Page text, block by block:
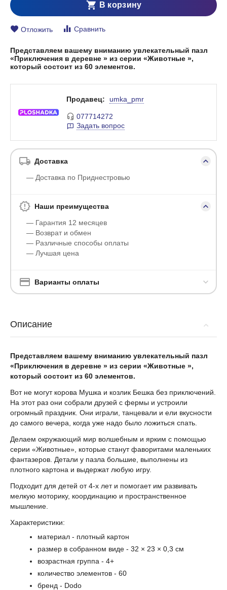
В корзину
Отложить Сравнить
Представляем вашему вниманию увлекательный пазл
«Приключения в деревне » из серии «Животные »,
который состоит из 60 элементов.
Продавец: umka_pmr
077714272
Задать вопрос
Доставка
— Доставка по Приднестровью
Наши преимущества
— Гарантия 12 месяцев
— Возврат и обмен
— Различные способы оплаты
— Лучшая цена
Варианты оплаты
Описание
Представляем вашему вниманию увлекательный пазл
«Приключения в деревне » из серии «Животные »,
который состоит из 60 элементов.
Вот не могут корова Мушка и козлик Бешка без приключений.
На этот раз они собрали друзей с фермы и устроили
огромный праздник. Они играли, танцевали и ели вкусности
до самого вечера, когда уже надо было ложиться спать.
Делаем окружающий мир волшебным и ярким с помощью
серии «Животные», которые станут фаворитами маленьких
фантазеров. Детали у пазла большие, выполнены из
плотного картона и выдержат любую игру.
Подходит для детей от 4-х лет и помогает им развивать
мелкую моторику, координацию и пространственное
мышление.
Характеристики:
материал - плотный картон
размер в собранном виде - 32 × 23 × 0,3 см
возрастная группа - 4+
количество элементов - 60
бренд - Dodo